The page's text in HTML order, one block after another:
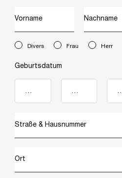
Vorname Nachname
newslettersignup.title.legend
Divers Frau Herr
Geburtsdatum
Straße & Hausnummer
Ort